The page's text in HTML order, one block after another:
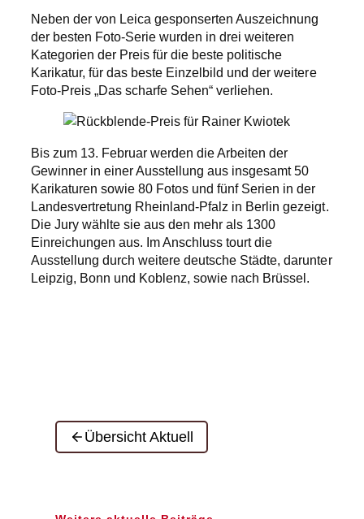
Neben der von Leica gesponserten Auszeichnung
der besten Foto-Serie wurden in drei weiteren
Kategorien der Preis für die beste politische
Karikatur, für das beste Einzelbild und der weitere
Foto-Preis „Das scharfe Sehen“ verliehen.
Bis zum 13. Februar werden die Arbeiten der
Gewinner in einer Ausstellung aus insgesamt 50
Karikaturen sowie 80 Fotos und fünf Serien in der
Landesvertretung Rheinland-Pfalz in Berlin gezeigt.
Die Jury wählte sie aus den mehr als 1300
Einreichungen aus. Im Anschluss tourt die
Ausstellung durch weitere deutsche Städte, darunter
Leipzig, Bonn und Koblenz, sowie nach Brüssel.
Übersicht Aktuell